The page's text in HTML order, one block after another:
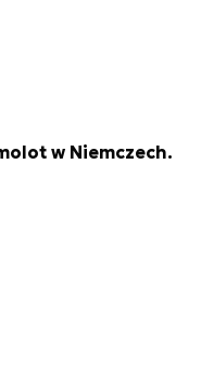
w Niemczech.